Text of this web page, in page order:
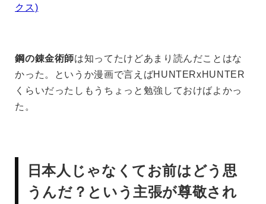
クス)
鋼の錬金術師は知ってたけどあまり読んだことはな
かった。というか漫画で言えばHUNTERxHUNTER
くらいだったしもうちょっと勉強しておけばよかっ
た。
日本人じゃなくてお前はどう思
うんだ？という主張が尊敬され